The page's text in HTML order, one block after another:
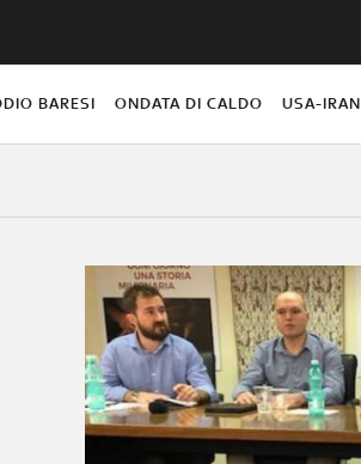
BARESI ONDATA DI CALDO USA-IRAN